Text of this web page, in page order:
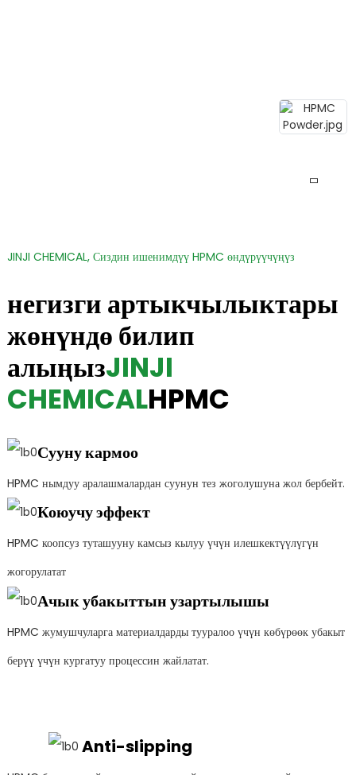
JINJI CHEMICAL, Сиздин ишенимдүү HPMC өндүрүүчүңүз
негизги артыкчылыктары
жөнүндө билип
алыңызJINJI
CHEMICALHPMC
Сууну кармоо
HPMC нымдуу аралашмалардан суунун тез жоголушуна жол бербейт.
Коюучу эффект
HPMC коопсуз туташууну камсыз кылуу үчүн илешкектүүлүгүн
жогорулатат
Ачык убакыттын узартылышы
HPMC жумушчуларга материалдарды тууралоо үчүн көбүрөөк убакыт
берүү үчүн кургатуу процессин жайлатат.
Anti-slipping